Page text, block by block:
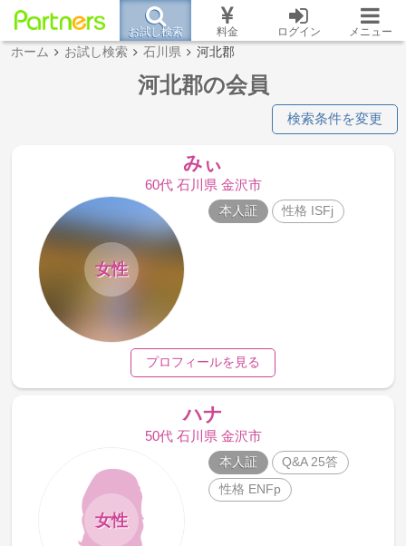
お試し検索 料金 ログイン メニュー
ホーム お試し検索 石川県 河北郡
河北郡の会員
検索条件を変更
みぃ
60代 石川県 金沢市
女性
本人証 性格 ISFj
プロフィールを見る
ハナ
50代 石川県 金沢市
女性
本人証
Q&A 25答
性格 ENFp